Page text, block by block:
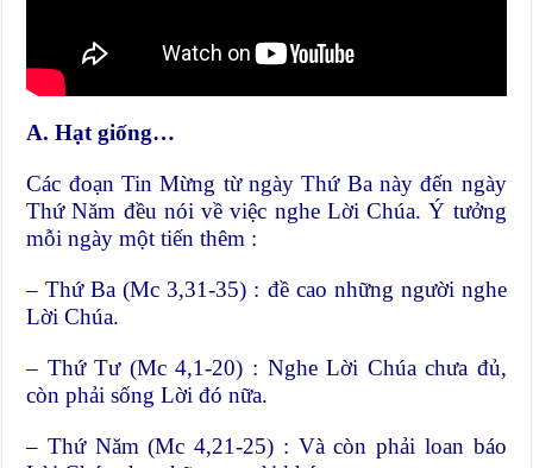
A. Hạt giống…
Các đoạn Tin Mừng từ ngày Thứ Ba này đến ngày
Thứ Năm đều nói về việc nghe Lời Chúa. Ý tưởng
mỗi ngày một tiến thêm :
– Thứ Ba (Mc 3,31-35) : đề cao những người nghe
Lời Chúa.
– Thứ Tư (Mc 4,1-20) : Nghe Lời Chúa chưa đủ,
còn phải sống Lời đó nữa.
– Thứ Năm (Mc 4,21-25) : Và còn phải loan báo